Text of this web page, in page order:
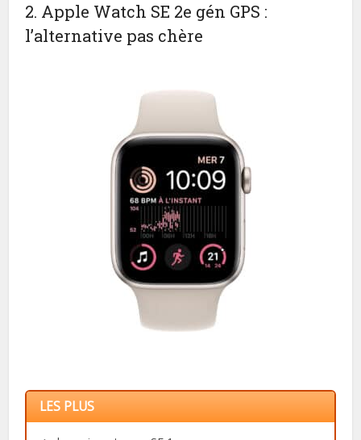
2. Apple Watch SE 2e gén GPS :
l’alternative pas chère
LES PLUS